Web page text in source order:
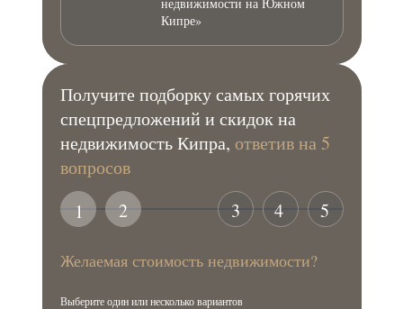
Кипре»
1 4 5
3
2
Получите подборку самых горячих
спецпредложений и скидок на
недвижимость Кипра, ответив на 5
вопросов
Желаемая стоимость недвижимости?
Выберите один или несколько вариантов